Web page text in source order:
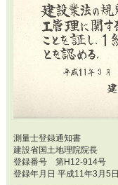
測量士登録通知書
建設省国土地理院院長
登録番号 第H12-914号
登録年月日 平成11年3月5日